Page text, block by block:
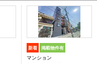
新着 掲載物件有
マンション